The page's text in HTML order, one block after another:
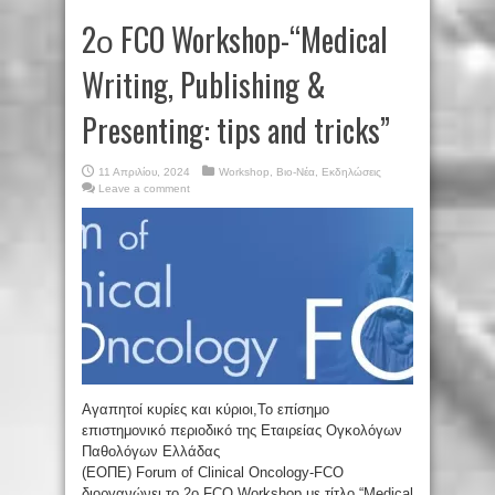
2ο FCO Workshop-“Medical
Writing, Publishing &
Presenting: tips and tricks”
11 Απριλίου, 2024 Workshop Βιο-Νέα
Εκδηλώσεις
Leave a comment
Αγαπητοί κυρίες και κύριοι,Το επίσημο
επιστημονικό περιοδικό της Εταιρείας Ογκολόγων
Παθολόγων Ελλάδας
(ΕΟΠΕ) Forum of Clinical Oncology-FCO